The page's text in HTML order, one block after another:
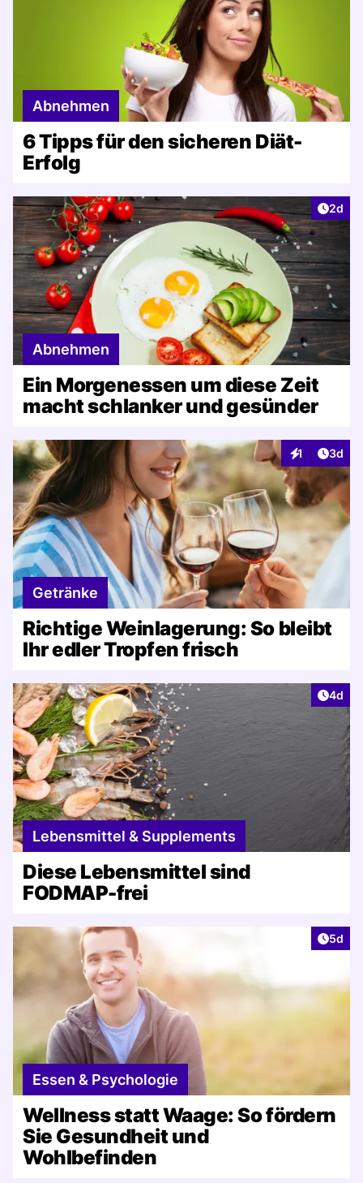
Abnehmen
6 Tipps für den sicheren Diät-
Erfolg
2d
Abnehmen
Ein Morgenessen um diese Zeit
macht schlanker und gesünder
1
Interaktionen
3d
Getränke
Richtige Weinlagerung: So bleibt
Ihr edler Tropfen frisch
4d
Lebensmittel & Supplements
Diese Lebensmittel sind
FODMAP-frei
5d
Essen & Psychologie
Wellness statt Waage: So fördern
Sie Gesundheit und
Wohlbefinden